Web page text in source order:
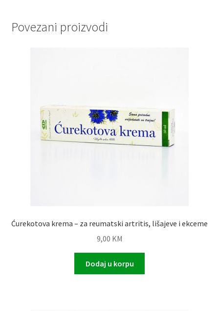
Povezani proizvodi
Ćurekotova krema – za reumatski artritis, lišajeve i ekceme
9,00 KM
Dodaj u korpu